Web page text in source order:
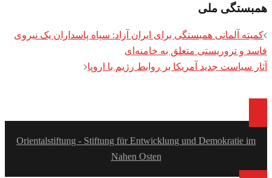
همبستگی ملی
Post
navigation
کمیته آلمانی همبستگی برای ایران آزاد: سپاه پاسداران یک نیروی
فاسد و تروریستی متعلق به خامنه‌ای
آثار سیاست جدید آمریکا بر روابط رژیم با اروپا
Orientalstiftung - Stiftung für Entwicklung und Demokratie im
Nahen Osten